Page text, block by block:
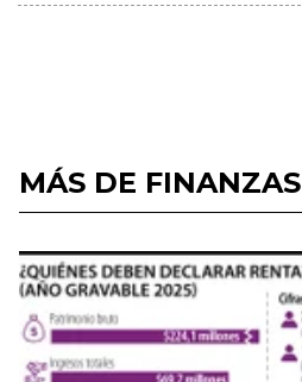
MÁS DE FINANZAS